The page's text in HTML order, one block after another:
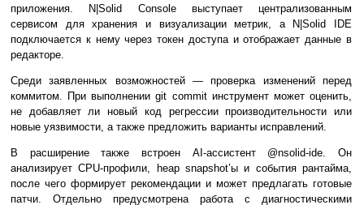
приложения. N|Solid Console выступает централизованным
сервисом для хранения и визуализации метрик, а N|Solid IDE
подключается к нему через токен доступа и отображает данные в
редакторе.
Среди заявленных возможностей — проверка изменений перед
коммитом. При выполнении git commit инструмент может оценить,
не добавляет ли новый код регрессии производительности или
новые уязвимости, а также предложить варианты исправлений.
В расширение также встроен AI-ассистент @nsolid-ide. Он
анализирует CPU-профили, heap snapshot’ы и события рантайма,
после чего формирует рекомендации и может предлагать готовые
патчи. Отдельно предусмотрена работа с диагностическими